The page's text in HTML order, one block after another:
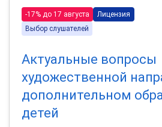
-17% до 17 августа
Лицензия
Выбор слушателей
Актуальные вопросы
художественной
дополнительном
детей